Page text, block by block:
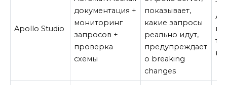
Apollo Studio
документация +
мониторинг
запросов +
проверка
схемы
показывает,
какие запросы
реально идут,
предупреждает
о breaking
changes